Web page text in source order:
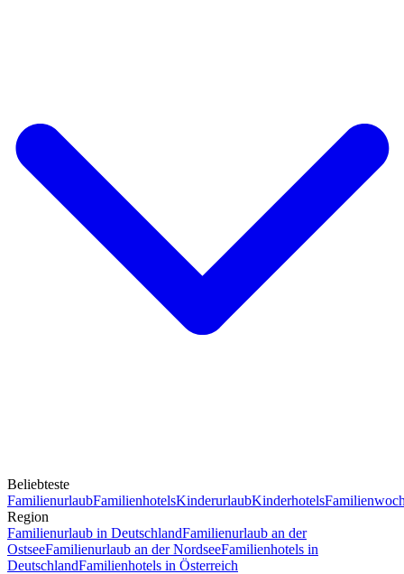
Beliebteste
FamilienurlaubFamilienhotelsKinderurlaubKinderhotels
Region
Familienurlaub in DeutschlandFamilienurlaub an der
OstseeFamilienurlaub an der NordseeFamilienhotels in
DeutschlandFamilienhotels in Österreich